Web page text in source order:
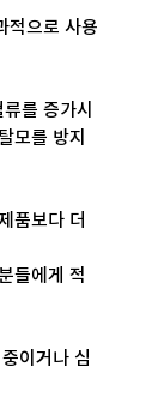
적으로 사용
를 증가시
모를 방지
품보다 더
들에게 적
이거나 심